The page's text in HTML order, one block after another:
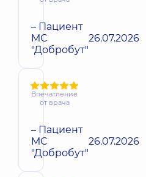
– Пациент
МС
"Добробут"
26.07.2026
Впечатление
от врача
– Пациент
МС
"Добробут"
26.07.2026